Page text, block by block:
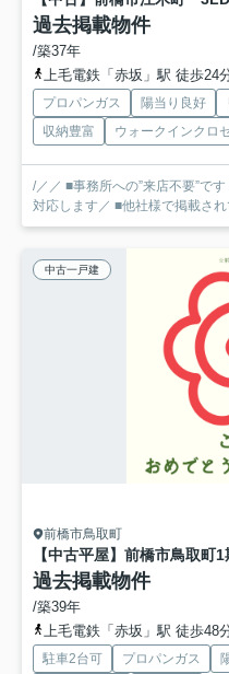
過去掲載物件
/築37年
上毛電鉄「赤坂」駅 徒歩24
プロパンガス 陽当り良好
収納豊富
ウォークインクロ
/／／ ■事務所への”来店不要”で
対応します／ ■他社様で掲載され
中古一戸建
前橋市鳥取町
【中古平屋】前橋市鳥取
過去掲載物件
/築39年
上毛電鉄「赤坂」駅 徒歩48
駐車2台可 プロパンガス